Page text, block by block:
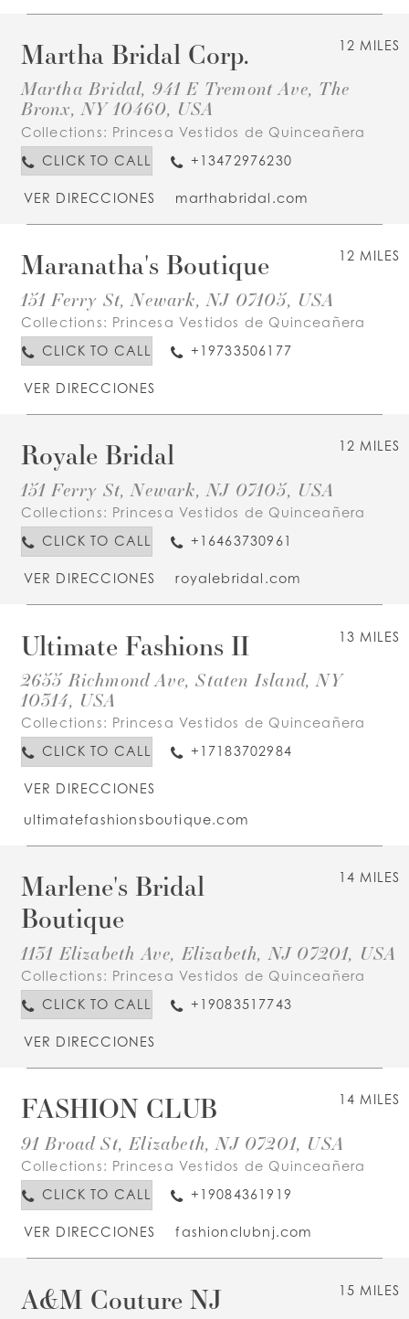
12 MILES
Martha Bridal Corp.
Martha Bridal, 941 E Tremont Ave, The
Bronx, NY 10460, USA
Collections: Princesa Vestidos de Quinceañera
CLICK TO CALL
+13472976230
VER DIRECCIONES marthabridal.com
12 MILES
Maranatha's Boutique
151 Ferry St, Newark, NJ 07105, USA
Collections: Princesa Vestidos de Quinceañera
CLICK TO CALL
+19733506177
VER DIRECCIONES
12 MILES
Royale Bridal
151 Ferry St, Newark, NJ 07105, USA
Collections: Princesa Vestidos de Quinceañera
CLICK TO CALL
+16463730961
VER DIRECCIONES royalebridal.com
13 MILES
Ultimate Fashions II
2655 Richmond Ave, Staten Island, NY
10314, USA
Collections: Princesa Vestidos de Quinceañera
CLICK TO CALL
+17183702984
VER DIRECCIONES
ultimatefashionsboutique.com
14 MILES
Marlene's Bridal
Boutique
1131 Elizabeth Ave, Elizabeth, NJ 07201, USA
Collections: Princesa Vestidos de Quinceañera
CLICK TO CALL
+19083517743
VER DIRECCIONES
14 MILES
FASHION CLUB
91 Broad St, Elizabeth, NJ 07201, USA
Collections: Princesa Vestidos de Quinceañera
CLICK TO CALL
+19084361919
VER DIRECCIONES fashionclubnj.com
15 MILES
A&M Couture NJ